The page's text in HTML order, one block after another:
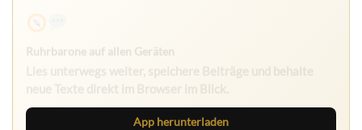
App herunterladen